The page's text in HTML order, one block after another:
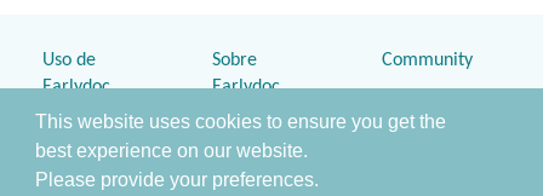
This website uses cookies to ensure you get the
best experience on our website.
Please provide your preferences.
Uso de
Earlydoc
Home
Contacto
Sobre
Earlydoc
¿Por qué
Earlydoc?
Community
Blog